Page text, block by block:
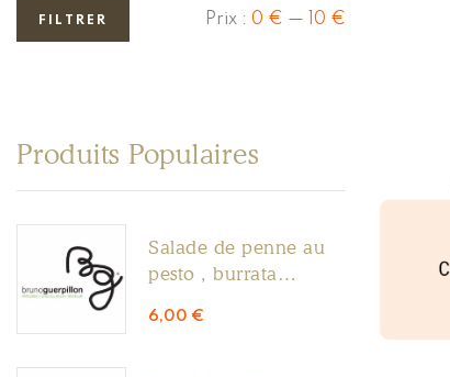
FILTRER Prix : 0 € — 10 €
Produits Populaires
Salade de penne au
pesto , burrata
6,00 €